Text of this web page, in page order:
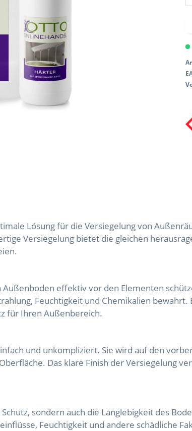
Lösung für die Versiegelung von
Versiegelung bietet die gleichen
effektiv vor den Elementen
Feuchtigkeit und Chemikalien bewahrt.
für Ihren Außenbereich.
und unkompliziert. Sie wird auf den
Das klare Finish der Versiegelung
sondern auch die Langlebigkeit des
Feuchtigkeit und andere schädliche